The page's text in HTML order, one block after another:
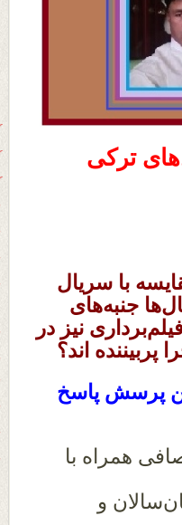
ترکی
با سریال
جنبه‌های
نیز در
اند؟
پرسش‌ پاسخ
همراه با
و